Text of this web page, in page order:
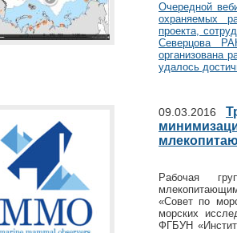
Очередной
охраняемых
проекта,
Северцова
организована
удалось
09.03.2016
Рабочая
«Совет по
морских
ФГБУН